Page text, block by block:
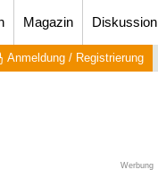
Magazin Diskussion
Anmeldung / Registrierung
Werbung